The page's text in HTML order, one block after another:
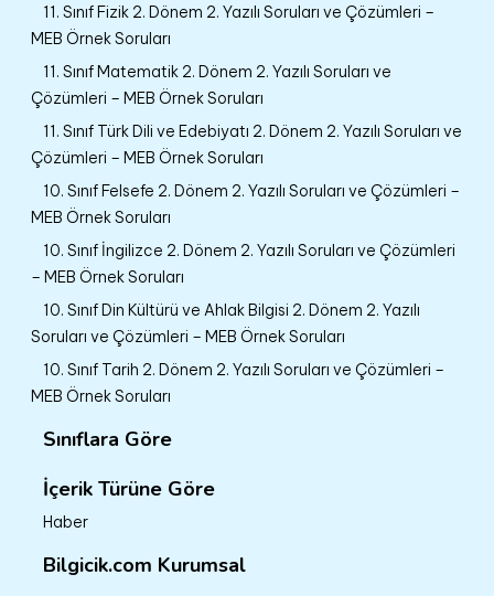
11. Sınıf Fizik 2. Dönem 2. Yazılı Soruları ve Çözümleri –
MEB Örnek Soruları
11. Sınıf Matematik 2. Dönem 2. Yazılı Soruları ve
Çözümleri – MEB Örnek Soruları
11. Sınıf Türk Dili ve Edebiyatı 2. Dönem 2. Yazılı Soruları ve
Çözümleri – MEB Örnek Soruları
10. Sınıf Felsefe 2. Dönem 2. Yazılı Soruları ve Çözümleri –
MEB Örnek Soruları
10. Sınıf İngilizce 2. Dönem 2. Yazılı Soruları ve Çözümleri
– MEB Örnek Soruları
10. Sınıf Din Kültürü ve Ahlak Bilgisi 2. Dönem 2. Yazılı
Soruları ve Çözümleri – MEB Örnek Soruları
10. Sınıf Tarih 2. Dönem 2. Yazılı Soruları ve Çözümleri –
MEB Örnek Soruları
Sınıflara Göre
İçerik Türüne Göre
Haber
Bilgicik.com Kurumsal